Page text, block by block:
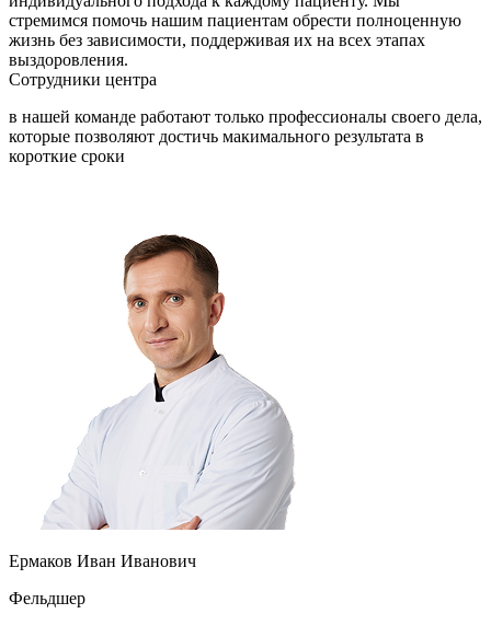
стремимся помочь нашим пациентам обрести полноценную
жизнь без зависимости, поддерживая их на всех этапах
выздоровления.
Сотрудники центра
в нашей команде работают только профессионалы своего дела,
которые позволяют достичь макимального результата в
короткие сроки
Ермаков Иван Иванович
Фельдшер